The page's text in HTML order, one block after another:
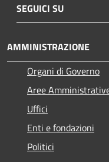
SEGUICI SU
AMMINISTRAZIONE
Organi di Governo
Aree
Uffici
Enti e fondazioni
Politici